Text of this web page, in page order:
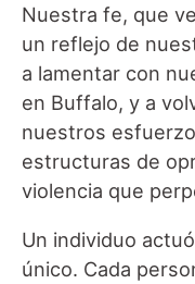
Nuestra fe, que
un reflejo de
a lamentar con
en Buffalo, y a
nuestros
estructuras de
violencia que
Un individuo
único. Cada